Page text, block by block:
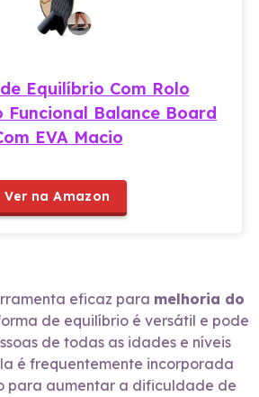
Equilíbrio Com Rolo
Funcional Balance Board
EVA Macio
Ver na Amazon
eficaz para melhoria do
de equilíbrio é versátil e pode
de todas as idades e níveis
é frequentemente incorporada
para aumentar a dificuldade de